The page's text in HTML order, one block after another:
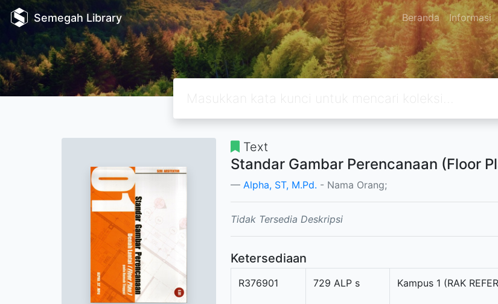
Semegah Library Beranda Informasi
Text
Standar Gambar Perencanaan (Floor
Alpha, ST, M.Pd. - Nama Orang;
Tidak Tersedia Deskripsi
Ketersediaan
R376901 729 ALP s Kampus 1 (RAK